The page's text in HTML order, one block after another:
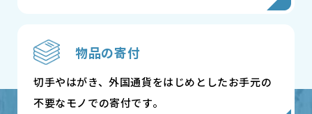
物品の寄付
切手やはがき、外国通貨をはじめとしたお手元の
不要なモノでの寄付です。